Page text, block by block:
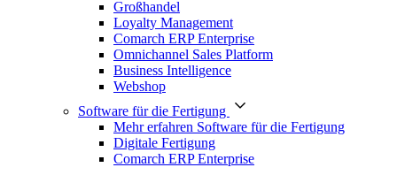
Großhandel
Loyalty Management
Comarch ERP Enterprise
Omnichannel Sales Platform
Business Intelligence
Webshop
Software für die Fertigung
Mehr erfahren Software für die Fertigung
Digitale Fertigung
Comarch ERP Enterprise